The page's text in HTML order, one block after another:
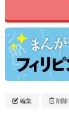
編集 削除